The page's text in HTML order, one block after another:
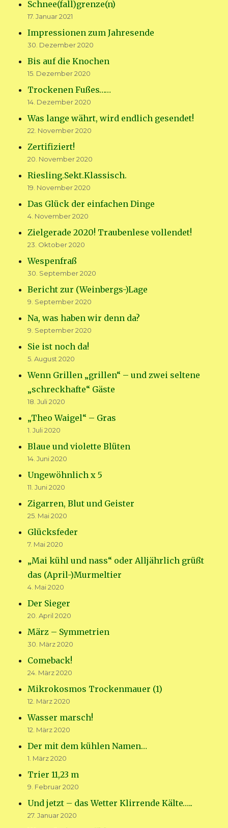
Schnee(fall)grenze(n)
17. Januar 2021
Impressionen zum Jahresende
30. Dezember 2020
Bis auf die Knochen
15. Dezember 2020
Trockenen Fußes……
14. Dezember 2020
Was lange währt, wird endlich gesendet!
22. November 2020
Zertifiziert!
20. November 2020
Riesling.Sekt.Klassisch.
19. November 2020
Das Glück der einfachen Dinge
4. November 2020
Zielgerade 2020! Traubenlese vollendet!
23. Oktober 2020
Wespenfraß
30. September 2020
Bericht zur (Weinbergs-)Lage
9. September 2020
Na, was haben wir denn da?
9. September 2020
Sie ist noch da!
5. August 2020
Wenn Grillen „grillen“ – und zwei seltene
„schreckhafte“ Gäste
18. Juli 2020
„Theo Waigel“ – Gras
1. Juli 2020
Blaue und violette Blüten
14. Juni 2020
Ungewöhnlich x 5
11. Juni 2020
Zigarren, Blut und Geister
25. Mai 2020
Glücksfeder
7. Mai 2020
„Mai kühl und nass“ oder Alljährlich grüßt
das (April-)Murmeltier
4. Mai 2020
Der Sieger
20. April 2020
März – Symmetrien
30. März 2020
Comeback!
24. März 2020
Mikrokosmos Trockenmauer (1)
12. März 2020
Wasser marsch!
12. März 2020
Der mit dem kühlen Namen…
1. März 2020
Trier 11,23 m
9. Februar 2020
Und jetzt – das Wetter Klirrende Kälte…..
27. Januar 2020